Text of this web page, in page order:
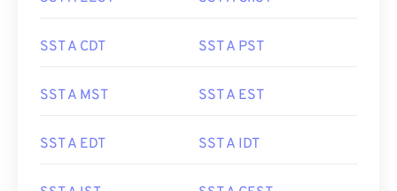
SST A CDT SST A PST
SST A MST SST A EST
SST A EDT SST A IDT